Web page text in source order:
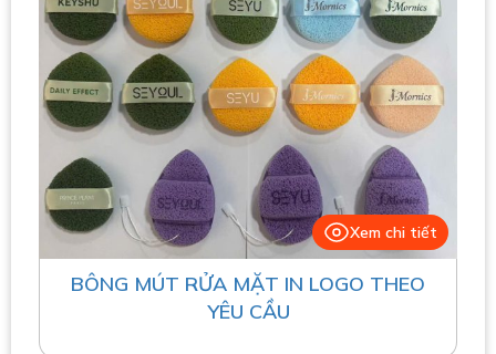
Xem chi tiết
BÔNG MÚT RỬA MẶT IN LOGO THEO
YÊU CẦU